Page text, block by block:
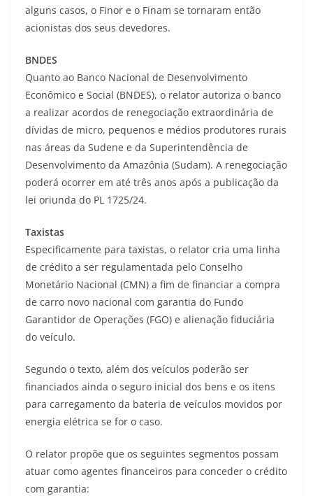
alguns casos, o Finor e o Finam se tornaram então
acionistas dos seus devedores.
BNDES
Quanto ao Banco Nacional de Desenvolvimento
Econômico e Social (BNDES), o relator autoriza o banco
a realizar acordos de renegociação extraordinária de
dívidas de micro, pequenos e médios produtores rurais
nas áreas da Sudene e da Superintendência de
Desenvolvimento da Amazônia (Sudam). A renegociação
poderá ocorrer em até três anos após a publicação da
lei oriunda do PL 1725/24.
Taxistas
Especificamente para taxistas, o relator cria uma linha
de crédito a ser regulamentada pelo Conselho
Monetário Nacional (CMN) a fim de financiar a compra
de carro novo nacional com garantia do Fundo
Garantidor de Operações (FGO) e alienação fiduciária
do veículo.
Segundo o texto, além dos veículos poderão ser
financiados ainda o seguro inicial dos bens e os itens
para carregamento da bateria de veículos movidos por
energia elétrica se for o caso.
O relator propõe que os seguintes segmentos possam
atuar como agentes financeiros para conceder o crédito
com garantia: